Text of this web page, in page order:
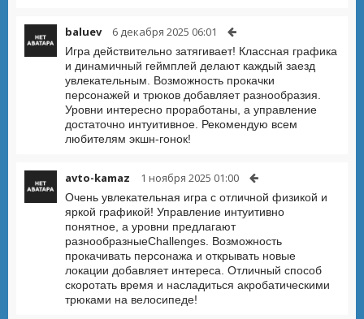
baluev 6 декабря 2025 06:01
Игра действительно затягивает! Классная графика
и динамичный геймплей делают каждый заезд
увлекательным. Возможность прокачки
персонажей и трюков добавляет разнообразия.
Уровни интересно проработаны, а управление
достаточно интуитивное. Рекомендую всем
любителям экшн-гонок!
avto-kamaz 1 ноября 2025 01:00
Очень увлекательная игра с отличной физикой и
яркой графикой! Управление интуитивно
понятное, а уровни предлагают
разнообразныеChallenges. Возможность
прокачивать персонажа и открывать новые
локации добавляет интереса. Отличный способ
скоротать время и насладиться акробатическими
трюками на велосипеде!